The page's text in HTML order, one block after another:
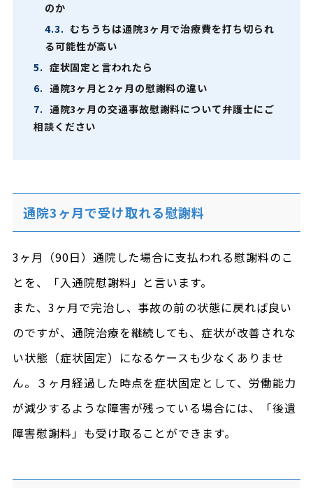
のか
4.3. むちうちは通院3ヶ月で治療費を打ち切られ
る可能性が高い
5. 症状固定と言われたら
6. 通院3ヶ月と2ヶ月の慰謝料の違い
7. 通院3ヶ月の交通事故慰謝料について弁護士にご
相談ください
通院3ヶ月で受け取れる慰謝料
3ヶ月（90日）通院した場合に支払われる慰謝料のこ
とを、「入通院慰謝料」と言います。
また、3ヶ月で完治し、事故の前の状態に戻れば良い
のですが、通院治療を継続しても、症状が改善されな
い状態（症状固定）になるケースも少なくありませ
ん。３ヶ月経過した時点を症状固定として、労働能力
が減少するような障害が残っている場合には、「後遺
障害慰謝料」も受け取ることができます。